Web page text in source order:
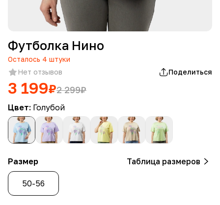
Футболка Нино
Осталось 4 штуки
Нет отзывов
Поделиться
3 199₽2 299₽
Цвет: Голубой
Размер Таблица размеров
50-56